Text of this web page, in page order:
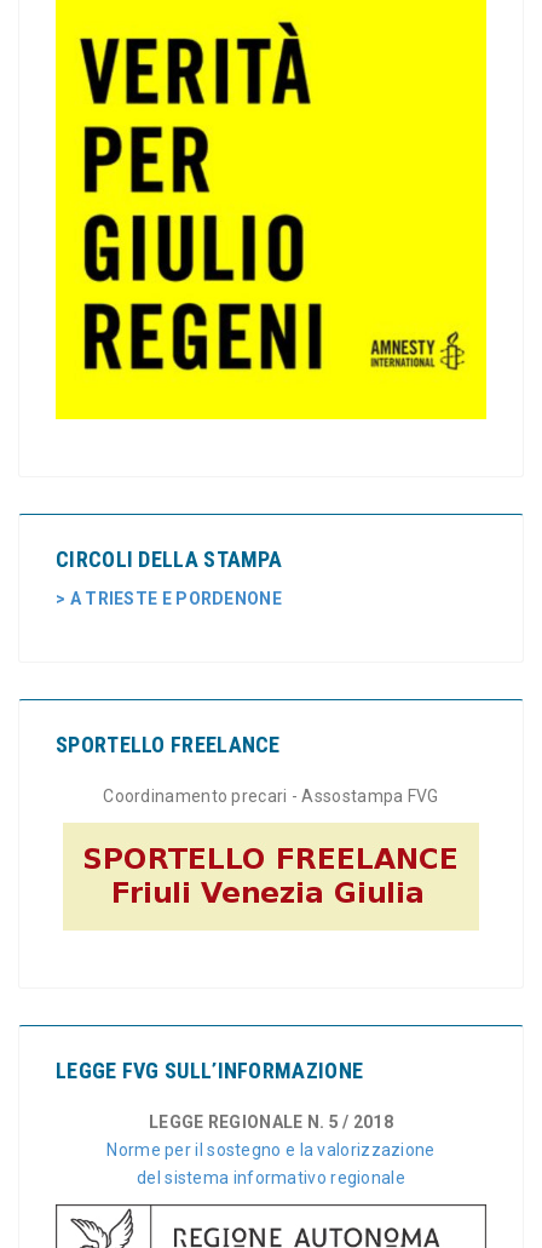
CIRCOLI DELLA STAMPA
> A TRIESTE E PORDENONE
SPORTELLO FREELANCE
Coordinamento precari - Assostampa FVG
LEGGE FVG SULL’INFORMAZIONE
LEGGE REGIONALE N. 5 / 2018
Norme per il sostegno e la valorizzazione
del sistema informativo regionale